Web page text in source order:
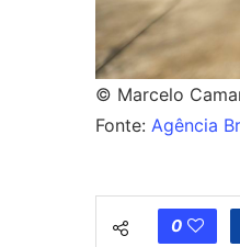
© Marcelo
Fonte: Agência
0